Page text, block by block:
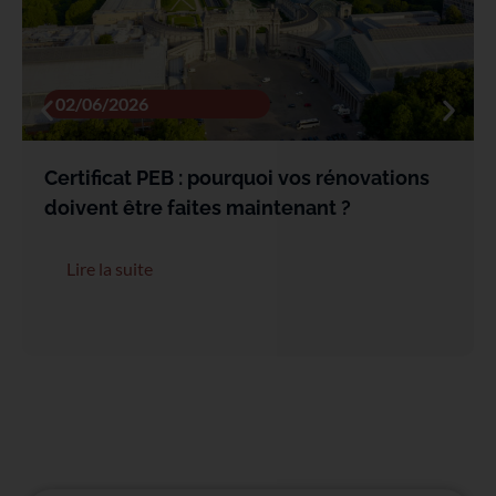
02/06/2026
Certificat PEB : pourquoi vos rénovations
doivent être faites maintenant ?
Lire la suite